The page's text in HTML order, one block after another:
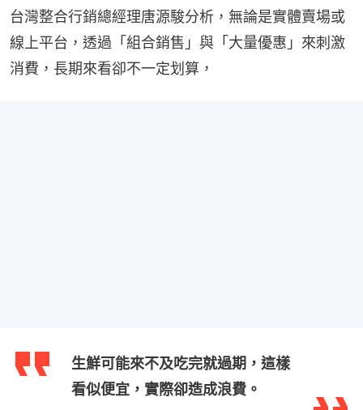
台灣整合行銷總經理唐源駿分析，無論是實體賣場或
線上平台，透過「組合銷售」與「大量優惠」來刺激
消費，長期來看卻不一定划算，
生鮮可能來不及吃完就過期，這樣
看似便宜，實際卻造成浪費。